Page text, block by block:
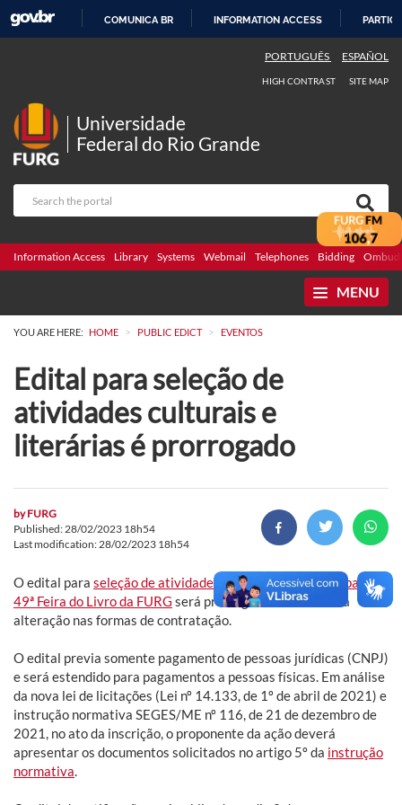
COMUNICA BR INFORMATION ACCESS
PORTUGUÊS ESPAÑOL
HIGH CONTRAST SITE MAP
Universidade
Federal do Rio Grande
Information Access Library Systems Webmail Telephones Bidding
MENU
YOU ARE HERE: HOME > PUBLIC EDICT > EVENTOS
Edital para seleção de
atividades culturais e
literárias é prorrogado
byFURG
Published: 28/02/2023 18h54
Last modification: 28/02/2023 18h54
O edital para seleção de atividades culturais e literárias para a
49ª Feira do Livro da FURG será prorrogado devido a uma
alteração nas formas de contratação.
O edital previa somente pagamento de pessoas jurídicas (CNPJ)
e será estendido para pagamentos a pessoas físicas. Em análise
da nova lei de licitações (Lei nº 14.133, de 1º de abril de 2021) e
instrução normativa SEGES/ME nº 116, de 21 de dezembro de
2021, no ato da inscrição, o proponente da ação deverá
apresentar os documentos solicitados no artigo 5º da instrução
normativa